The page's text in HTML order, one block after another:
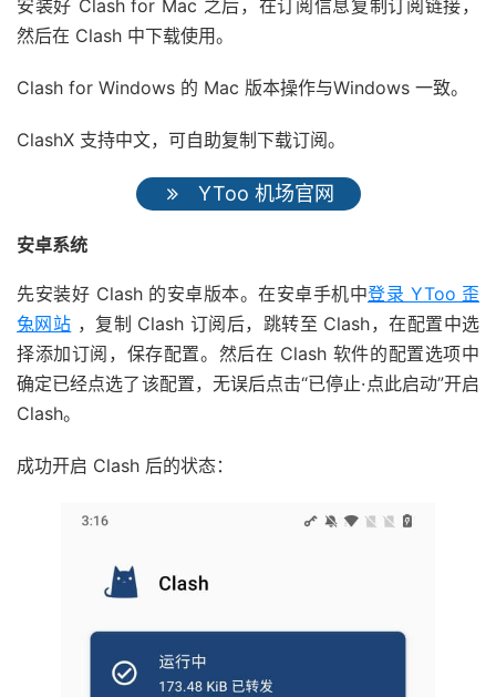
安装好 Clash for Mac 之后，在订阅信息复制订阅链接，
然后在 Clash 中下载使用。
Clash for Windows 的 Mac 版本操作与Windows 一致。
ClashX 支持中文，可自助复制下载订阅。
YToo 机场官网
安卓系统
先安装好 Clash 的安卓版本。在安卓手机中登录 YToo 歪
兔网站 ，复制 Clash 订阅后，跳转至 Clash，在配置中选
择添加订阅，保存配置。然后在 Clash 软件的配置选项中
确定已经点选了该配置，无误后点击“已停止·点此启动”开启
Clash。
成功开启 Clash 后的状态：